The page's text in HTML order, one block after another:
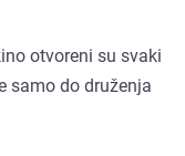
otvoreni su svaki
samo do druženja